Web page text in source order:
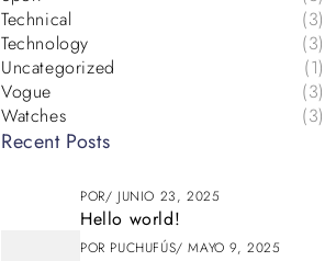
Technical
(3)
Technology
(3)
Uncategorized
(1)
Vogue
(3)
Watches
(3)
Recent Posts
POR JUNIO 23, 2025
Hello world!
POR PUCHUFÚS MAYO 9, 2025